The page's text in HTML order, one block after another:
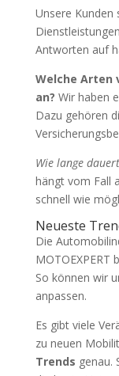
Unsere Kunden
Antworten auf
Welche Arten
an? Wir haben
Dazu gehören
Wie lange
hängt vom Fall
schnell wie
Neueste
Die
So können wir
anpassen.
Es gibt viele
zu neuen
Trends genau.